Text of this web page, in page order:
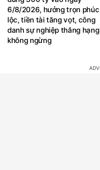
6/8/2026, hưởng trọn phúc
lộc, tiền tài tăng vọt, công
danh sự nghiệp thăng hạng
không ngừng